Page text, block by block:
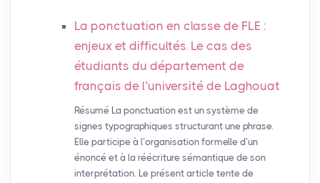
La ponctuation en classe de FLE :
enjeux et difficultés. Le cas des
étudiants du département de
français de l’université de Laghouat
Résumé La ponctuation est un système de
signes typographiques structurant une phrase.
Elle participe à l’organisation formelle d’un
énoncé et à la réécriture sémantique de son
interprétation. Le présent article tente de